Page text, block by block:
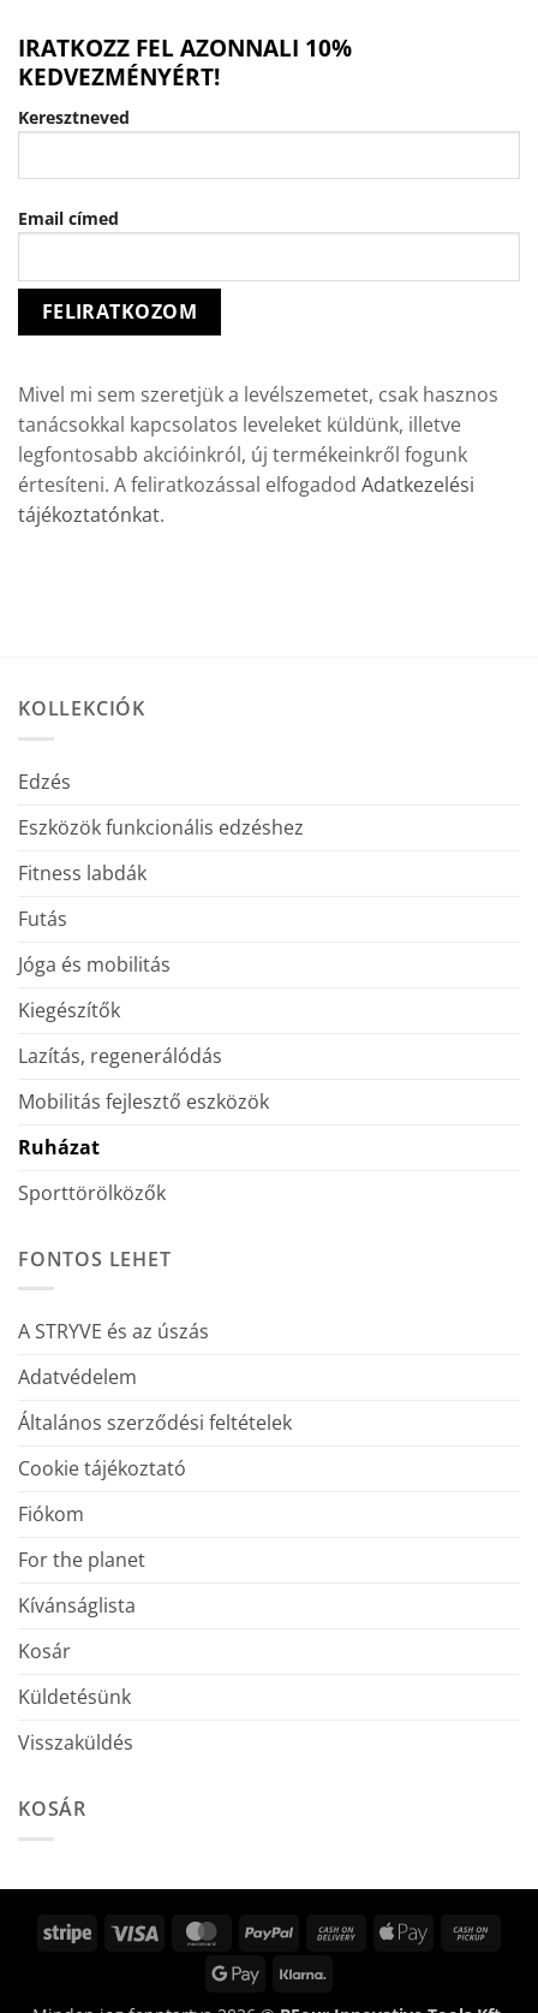
IRATKOZZ FEL AZONNALI 10%
KEDVEZMÉNYÉRT!
Keresztneved
Email címed
Mivel mi sem szeretjük a levélszemetet, csak hasznos
tanácsokkal kapcsolatos leveleket küldünk, illetve
legfontosabb akcióinkról, új termékeinkről fogunk
értesíteni. A feliratkozással elfogadod Adatkezelési
tájékoztatónkat.
KOLLEKCIÓK
Edzés
Eszközök funkcionális edzéshez
Fitness labdák
Futás
Jóga és mobilitás
Kiegészítők
Lazítás, regenerálódás
Mobilitás fejlesztő eszközök
Ruházat
Sporttörölközők
FONTOS LEHET
A STRYVE és az úszás
Adatvédelem
Általános szerződési feltételek
Cookie tájékoztató
Fiókom
For the planet
Kívánságlista
Kosár
Küldetésünk
Visszaküldés
KOSÁR
Stripe Visa MasterCardPayPal
Cash
Apple
Google